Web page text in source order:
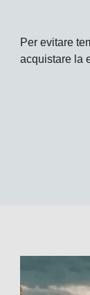
Per evitare
acquistare la